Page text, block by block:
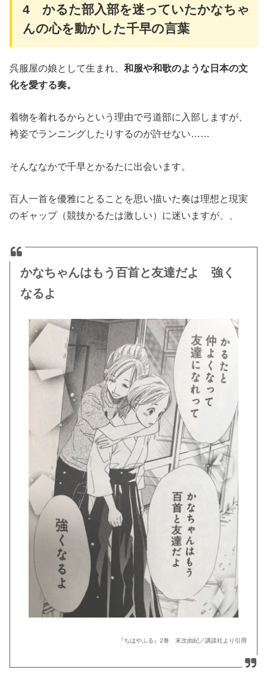
4 かるた部入部を迷っていたかなちゃ
んの心を動かした千早の言葉
呉服屋の娘として生まれ、和服や和歌のような日本の文
化を愛する奏。
着物を着れるからという理由で弓道部に入部しますが、
袴姿でランニングしたりするのが許せない……
そんななかで千早とかるたに出会います。
百人一首を優雅にとることを思い描いた奏は理想と現実
のギャップ（競技かるたは激しい）に迷いますが、、
かなちゃんはもう百首と友達だよ 強く
なるよ
『ちはやふる』2巻 末次由紀／講談社より引用